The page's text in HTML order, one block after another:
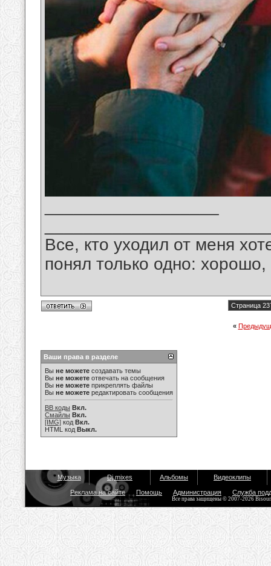
Все, кто уходил от меня
понял только одно:
Страница
«
Ваши права в разделе
Вы не можете создавать темы
Вы не можете отвечать на сообщения
Вы не можете прикреплять файлы
Вы не можете редактировать сообщения
BB коды Вкл.
Смайлы Вкл.
[IMG] код Вкл.
HTML код Выкл.
Музыка Dj mixes Альбомы Видеоклипы
Реклама на сайте Помощь Администрация Служба
Все права защищены © 2007-2026